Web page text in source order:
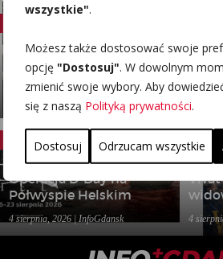
wszystkie".
Możesz także dostosować swoje
opcję "Dostosuj". W dowolnym
zmienić swoje wybory. Aby
się z naszą Polityką prywatności.
Dostosuj Odrzucam wszystkie
Zmywarka podblatowa
czy wyparzarki
gastronomiczne – jakie
rozwiązanie wybrać do
lokalu?
4 sierpnia, 2026 | InfoGdansk 4
IMPREZY
Operacja D-Day na
Półwyspie Helskim
4 sierpnia, 2026 | InfoGdansk
Vivat
w
4